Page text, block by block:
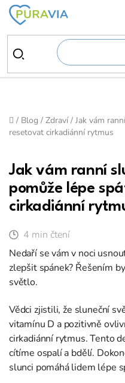
Přejít
obsah
Domů
/ Blog / Zdraví / Jak vám
resetovat cirkadiánní rytmus
Jak vám ranní
pomůže lépe
cirkadiánní
4 min čtení
Nedaří se vám v noci
zlepšit spánek? Řešením
světlo.
Vědci zjistili, že sluneční
vitamínu D a pozitivně
cirkadiánní rytmus. Tento
cítíme ospalí a bdělí.
slunci pomáhá lidem lépe